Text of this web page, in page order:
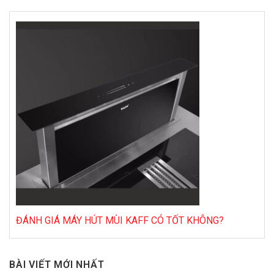
ĐÁNH GIÁ MÁY HÚT MÙI KAFF CÓ TỐT KHÔNG?
BÀI VIẾT MỚI NHẤT